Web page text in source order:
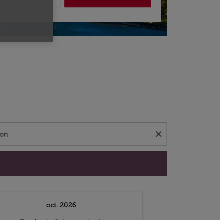
close
oct. 2026